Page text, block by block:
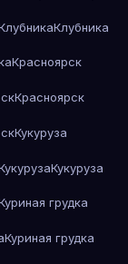
Клубника
Красноярск
Красноярск
Кукуруза
Кукуруза
грудка
Куриная грудка